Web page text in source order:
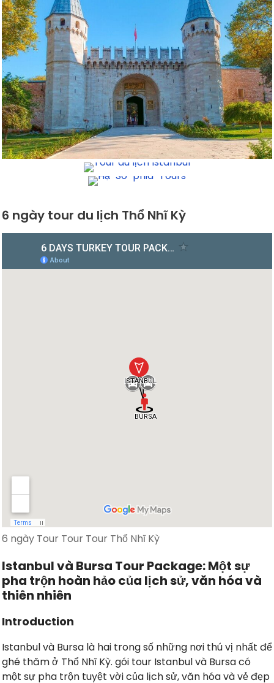
6 ngày tour du lịch Thổ Nhĩ Kỳ
6 ngày Tour Tour Tour Thổ Nhĩ Kỳ
Istanbul và Bursa Tour Package: Một sự
pha trộn hoàn hảo của lịch sử, văn hóa và
thiên nhiên
Introduction
Istanbul và Bursa là hai trong số những nơi thú vị nhất để
ghé thăm ở Thổ Nhĩ Kỳ. gói tour Istanbul và Bursa có
một sự pha trộn tuyệt vời của lịch sử, văn hóa và vẻ đẹp